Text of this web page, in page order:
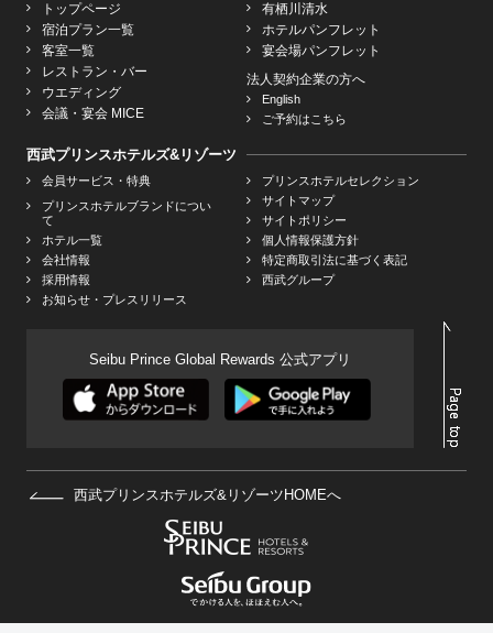
トップページ
宿泊プラン一覧
客室一覧
レストラン・バー
ウエディング
会議・宴会 MICE
有栖川清水
ホテルパンフレット
宴会場パンフレット
法人契約企業の方へ
English
ご予約はこちら
西武プリンスホテルズ&リゾーツ
会員サービス・特典
プリンスホテルブランドについ
て
ホテル一覧
会社情報
採用情報
お知らせ・プレスリリース
プリンスホテルセレクション
サイトマップ
サイトポリシー
個人情報保護方針
特定商取引法に基づく表記
西武グループ
Seibu Prince Global Rewards 公式アプリ
西武プリンスホテルズ&リゾーツHOMEへ